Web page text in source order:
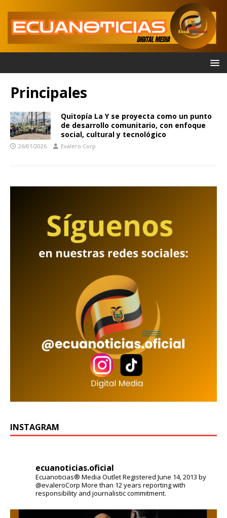
Principales
Quitopía La Y se proyecta como un punto
de desarrollo comunitario, con enfoque
social, cultural y tecnológico
26/01/2026 Evalero Corp
INSTAGRAM
ecuanoticias.oficial
Ecuanoticias® Media OutletRegistered June 14, 2013 by
@evaleroCorp More than 12 years reporting with
responsibility and journalistic commitment.